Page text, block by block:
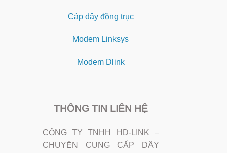
Cáp dây đồng trục
Modem Linksys
Modem Dlink
THÔNG TIN LIÊN HỆ
CÔNG TY TNHH HD-LINK –
CHUYÊN CUNG CẤP DÂY